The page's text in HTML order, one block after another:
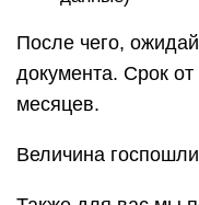
После чего,
документа. Срок
месяцев.
Величина